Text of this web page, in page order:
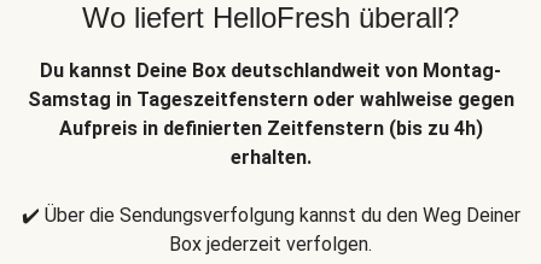
Wo liefert HelloFresh überall?
Du kannst Deine Box deutschlandweit von Montag-
Samstag in Tageszeitfenstern oder wahlweise gegen
Aufpreis in definierten Zeitfenstern (bis zu 4h)
erhalten.
✔️ Über die Sendungsverfolgung kannst du den Weg Deiner
Box jederzeit verfolgen.